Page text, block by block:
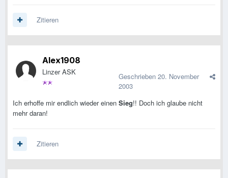
Zitieren
Alex1908
Linzer ASK Geschrieben 20. November
2003
Ich erhoffe mir endlich wieder einen Sieg!! Doch ich glaube nicht
mehr daran!
Zitieren